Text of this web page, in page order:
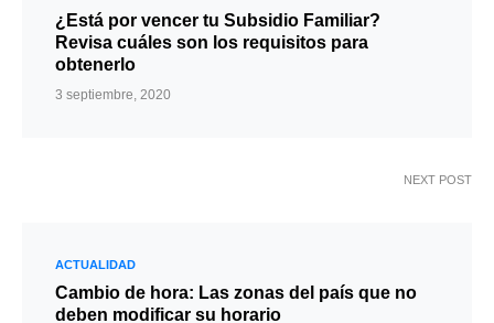
¿Está por vencer tu Subsidio Familiar?
Revisa cuáles son los requisitos para
obtenerlo
3 septiembre, 2020
NEXT POST
ACTUALIDAD
Cambio de hora: Las zonas del país que no
deben modificar su horario